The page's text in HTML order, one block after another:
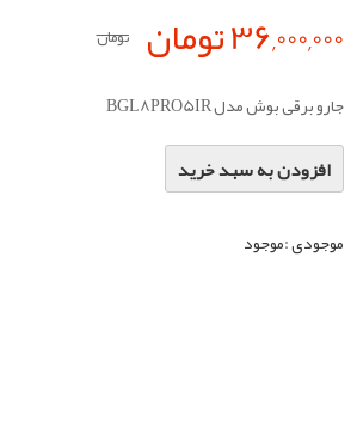
36,000,000 تومان تومان
جارو برقی بوش مدل BGL8PRO5IR
افزودن به سبد خرید
موجودی :موجود